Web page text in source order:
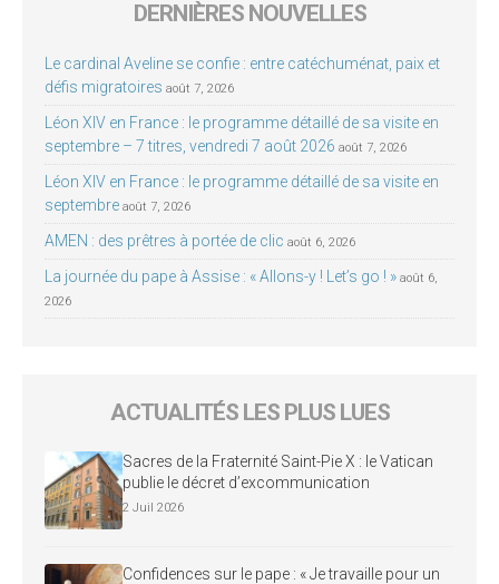
DERNIÈRES NOUVELLES
Le cardinal Aveline se confie : entre catéchuménat, paix et
défis migratoires août 7, 2026
Léon XIV en France : le programme détaillé de sa visite en
septembre – 7 titres, vendredi 7 août 2026 août 7, 2026
Léon XIV en France : le programme détaillé de sa visite en
septembre août 7, 2026
AMEN : des prêtres à portée de clic août 6, 2026
La journée du pape à Assise : « Allons-y ! Let’s go ! » août 6,
2026
ACTUALITÉS LES PLUS LUES
Sacres de la Fraternité Saint-Pie X : le Vatican
publie le décret d’excommunication
2 Juil 2026
Confidences sur le pape : « Je travaille pour un